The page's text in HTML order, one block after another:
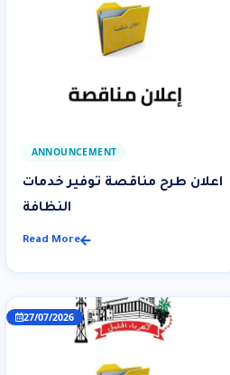
ANNOUNCEMENT
اعلان طرح مناقصة توفير خدمات
النظافة
Read More
27/07/2026